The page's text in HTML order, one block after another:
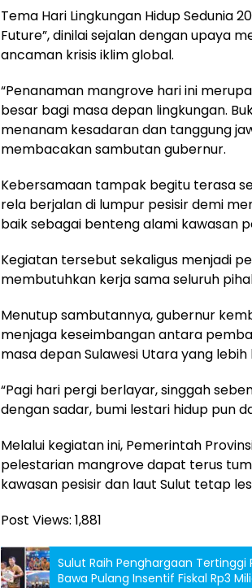
Tema Hari Lingkungan Hidup Sedunia
Future”, dinilai sejalan dengan upaya
ancaman krisis iklim global.
“Penanaman mangrove hari ini
besar bagi masa depan lingkungan.
menanam kesadaran dan tanggung
membacakan sambutan gubernur.
Kebersamaan tampak begitu terasa
rela berjalan di lumpur pesisir demi
baik sebagai benteng alami kawasan
Kegiatan tersebut sekaligus menjadi
membutuhkan kerja sama seluruh
Menutup sambutannya, gubernur
menjaga keseimbangan antara
masa depan Sulawesi Utara yang
“Pagi hari pergi berlayar, singgah
dengan sadar, bumi lestari hidup pun
Melalui kegiatan ini, Pemerintah
pelestarian mangrove dapat terus
kawasan pesisir dan laut Sulut tetap
Post Views: 1,881
Sulut Raih Penghargaan
Bawa Pulang Insentif Fiskal Rp3